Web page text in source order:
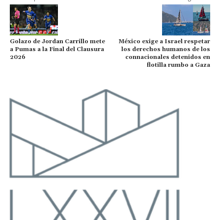
Golazo de Jordan Carrillo mete
a Pumas a la Final del Clausura
2026
México exige a Israel respetar
los derechos humanos de los
connacionales detenidos en
flotilla rumbo a Gaza